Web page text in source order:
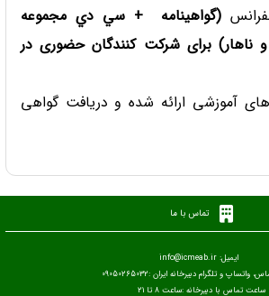
(گواهينامه + سي دي مجموعه
ناهار) برای شرکت کنندگان حضوری در
آموزشی ارائه شده و دریافت گواهی
تماس با ما
ایمیل: info@icmeab.ir
واتساپ و تلگرام دبیرخانه ایران :09050265032
ساعت تماس با دبیرخانه :ساعت 8 تا 21